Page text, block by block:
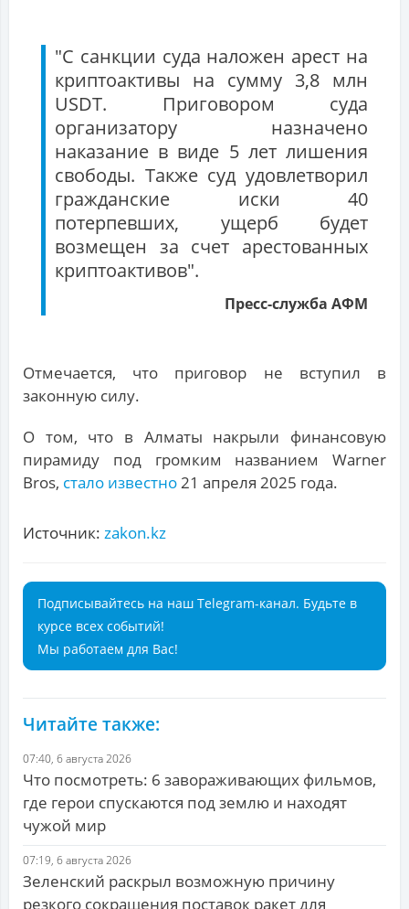
"С санкции суда наложен арест на
криптоактивы на сумму 3,8 млн
USDT. Приговором суда
организатору назначено
наказание в виде 5 лет лишения
свободы. Также суд удовлетворил
гражданские иски 40
потерпевших, ущерб будет
возмещен за счет арестованных
криптоактивов".
Пресс-служба АФМ
Отмечается, что приговор не вступил в
законную силу.
О том, что в Алматы накрыли финансовую
пирамиду под громким названием Warner
Bros, стало известно21 апреля 2025 года.
Источник: zakon.kz
Подписывайтесь на наш Telegram-канал. Будьте в
курсе всех событий!
Мы работаем для Вас!
Читайте также:
07:40, 6 августа 2026
Что посмотреть: 6 завораживающих фильмов,
где герои спускаются под землю и находят
чужой мир
07:19, 6 августа 2026
Зеленский раскрыл возможную причину
резкого сокращения поставок ракет для